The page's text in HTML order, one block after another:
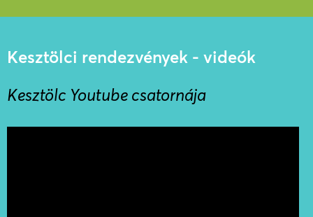
Kesztölci rendezvények - videók
Kesztölc Youtube csatornája